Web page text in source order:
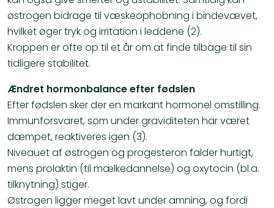
østrogen bidrage til væskeophobning i bindevævet,
hvilket øger tryk og irritation i leddene (2).
Kroppen er ofte op til et år om at finde tilbage til sin
tidligere stabilitet.
Ændret hormonbalance efter fødslen
Efter fødslen sker der en markant hormonel omstilling.
Immunforsvaret, som under graviditeten har været
dæmpet, reaktiveres igen (3).
Niveauet af østrogen og progesteron falder hurtigt,
mens prolaktin (til mælkedannelse) og oxytocin (bl.a.
tilknytning) stiger.
Østrogen ligger meget lavt under amning, og fordi